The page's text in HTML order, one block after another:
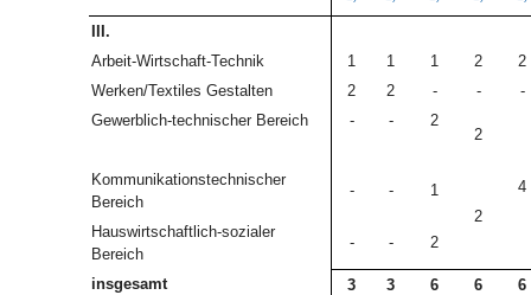
III.
Arbeit-Wirtschaft-Technik
1 1 1 2
2
Werken/Textiles Gestalten
2 2 - -
-
Gewerblich-technischer Bereich
- -
2
2
4
Kommunikationstechnischer
Bereich
- -
1
2
Hauswirtschaftlich-sozialer
Bereich
- - 2
insgesamt 3 3 6 6
6